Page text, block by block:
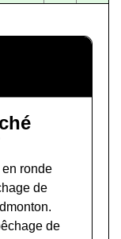
ronde
de
de